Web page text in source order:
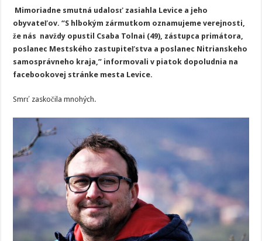
Mimoriadne smutná udalosť zasiahla Levice a jeho
obyvateľov. “S hlbokým zármutkom oznamujeme verejnosti,
že nás navždy opustil Csaba Tolnai (49), zástupca primátora,
poslanec Mestského zastupiteľstva a poslanec Nitrianskeho
samosprávneho kraja,” informovali v piatok dopoludnia na
facebookovej stránke mesta Levice.
Smrť zaskočila mnohých.